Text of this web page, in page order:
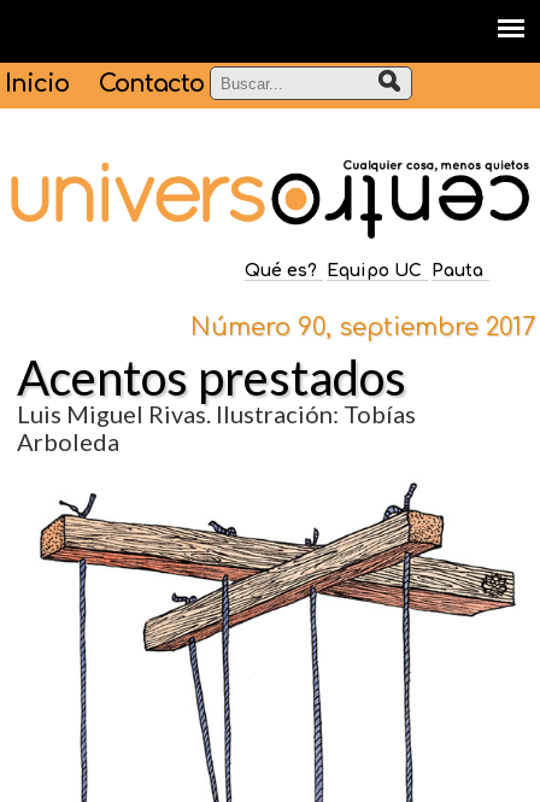
Inicio Contacto
Qué es? Equipo UC Pauta
Número 90, septiembre 2017
Acentos prestados
Luis Miguel Rivas. Ilustración: Tobías
Arboleda